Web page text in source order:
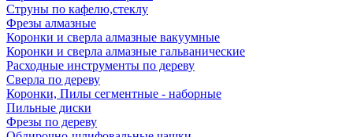
Струны по кафелю,стеклу
Фрезы алмазные
Коронки и сверла алмазные вакуумные
Коронки и сверла алмазные гальванические
Расходные инструменты по дереву
Сверла по дереву
Коронки, Пилы сегментные - наборные
Пильные диски
Фрезы по дереву